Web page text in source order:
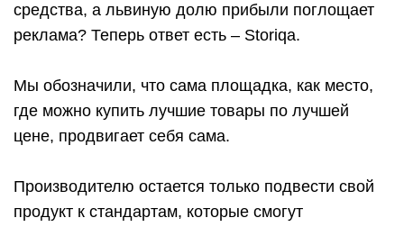
средства, а львиную долю прибыли поглощает
реклама? Теперь ответ есть – Storiqa.
Мы обозначили, что сама площадка, как место,
где можно купить лучшие товары по лучшей
цене, продвигает себя сама.
Производителю остается только подвести свой
продукт к стандартам, которые смогут